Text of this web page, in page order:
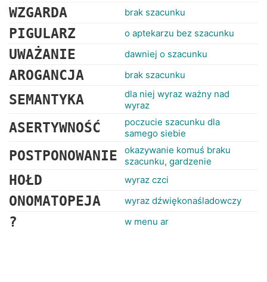
WZGARDA brak szacunku
PIGULARZ o aptekarzu bez szacunku
UWAŻANIE dawniej o szacunku
AROGANCJA brak szacunku
SEMANTYKA
dla niej wyraz ważny nad
wyraz
ASERTYWNOŚĆ
poczucie szacunku dla
samego siebie
POSTPONOWANIE
okazywanie komuś braku
szacunku, gardzenie
HOŁD wyraz czci
ONOMATOPEJA wyraz dźwiękonaśladowczy
? w menu ar